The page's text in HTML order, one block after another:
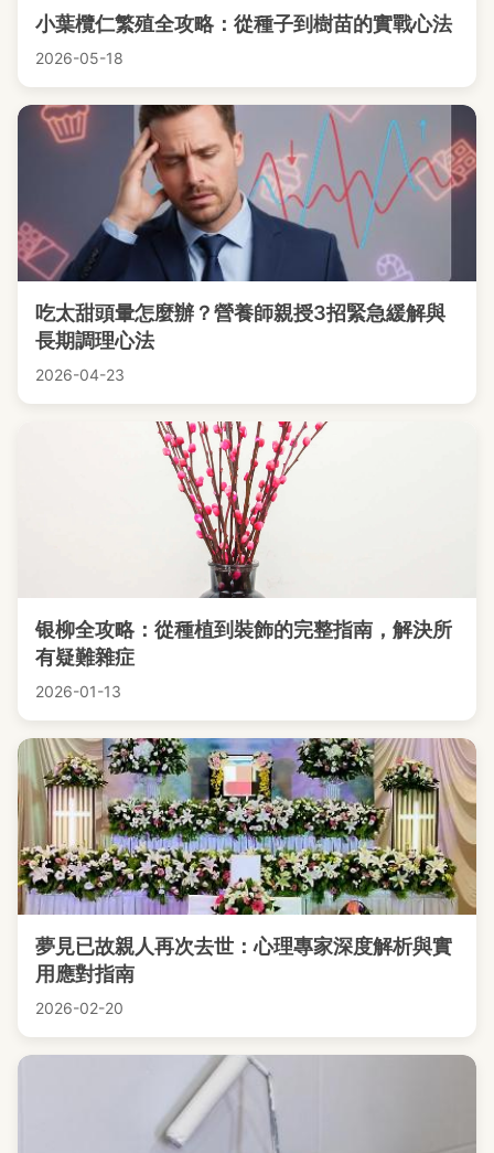
小葉欖仁繁殖全攻略：從種子到樹苗的實戰心法
2026-05-18
吃太甜頭暈怎麼辦？營養師親授3招緊急緩解與
長期調理心法
2026-04-23
银柳全攻略：從種植到裝飾的完整指南，解決所
有疑難雜症
2026-01-13
夢見已故親人再次去世：心理專家深度解析與實
用應對指南
2026-02-20